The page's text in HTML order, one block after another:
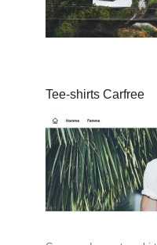
Tee-shirts Carfree